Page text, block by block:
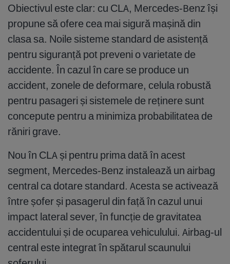
Obiectivul este clar: cu CLA, Mercedes-Benz își
propune să ofere cea mai sigură mașină din
clasa sa. Noile sisteme standard de asistență
pentru siguranță pot preveni o varietate de
accidente. În cazul în care se produce un
accident, zonele de deformare, celula robustă
pentru pasageri și sistemele de reținere sunt
concepute pentru a minimiza probabilitatea de
răniri grave.
Nou în CLA și pentru prima dată în acest
segment, Mercedes-Benz instalează un airbag
central ca dotare standard. Acesta se activează
între șofer și pasagerul din față în cazul unui
impact lateral sever, în funcție de gravitatea
accidentului și de ocuparea vehiculului. Airbag-ul
central este integrat în spătarul scaunului